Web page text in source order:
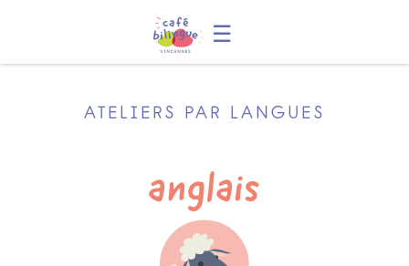
☰
ATELIERS PAR LANGUES
anglais